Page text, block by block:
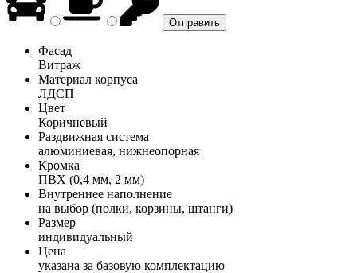
Фасад
Витраж
Материал корпуса
ЛДСП
Цвет
Коричневый
Раздвижная система
алюминиевая, нижнеопорная
Кромка
ПВХ (0,4 мм, 2 мм)
Внутреннее наполнение
на выбор (полки, корзины, штанги)
Размер
индивидуальный
Цена
указана за базовую комплектацию